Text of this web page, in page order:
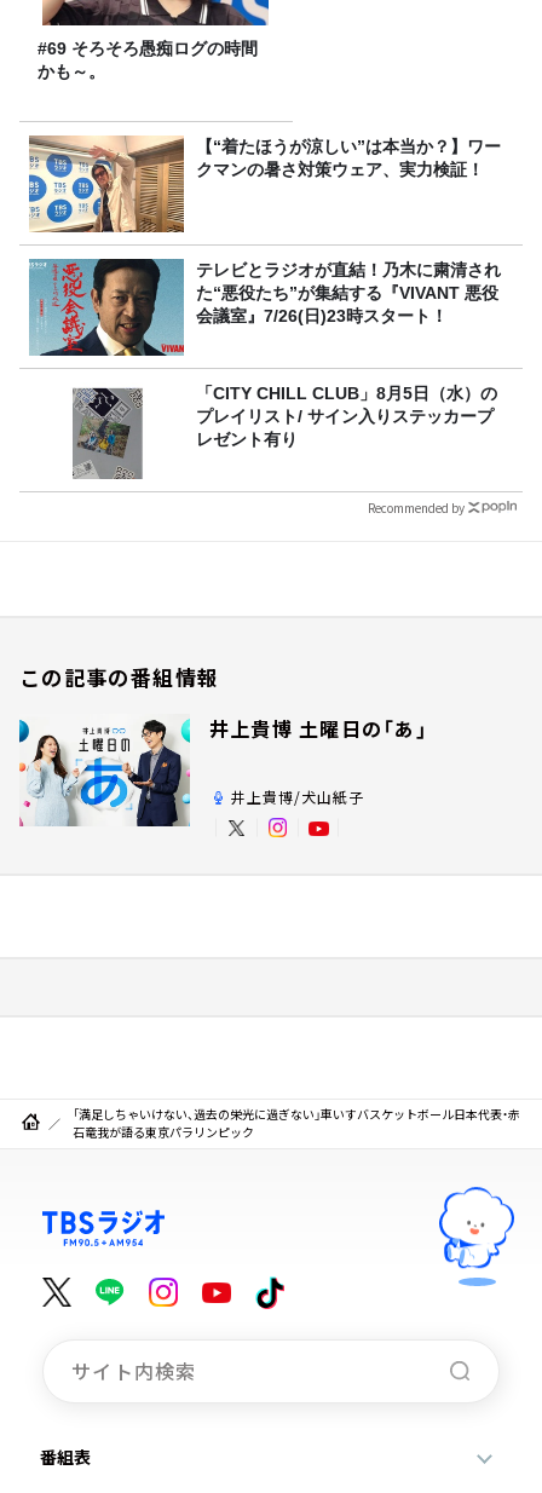
#69 そろそろ愚痴ログの時間
かも～。
【“着たほうが涼しい”は本当か？】ワー
クマンの暑さ対策ウェア、実力検証！
テレビとラジオが直結！乃木に粛清され
た“悪役たち”が集結する『VIVANT 悪役
会議室』7/26(日)23時スタート！
「CITY CHILL CLUB」8月5日（水）の
プレイリスト/ サイン入りステッカープ
レゼント有り
Recommended by
この記事の番組情報
井上貴博 土曜日の「あ」
井上貴博/犬山紙子
「満足しちゃいけない、過去の栄光に過ぎない」車いすバスケットボール日本代表・赤
石竜我が語る東京パラリンピック
番組表